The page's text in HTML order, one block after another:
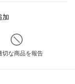
加
切な商品を報告